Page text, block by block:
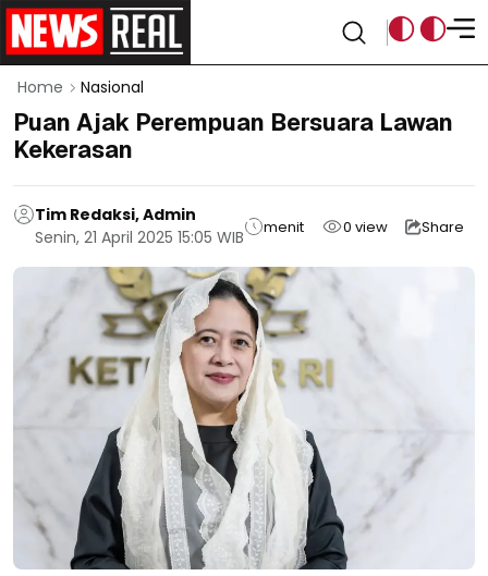
Home Nasional
Puan Ajak Perempuan Bersuara Lawan
Kekerasan
Tim Redaksi, Admin
Senin, 21 April 2025 15:05 WIB
menit 0 view Share